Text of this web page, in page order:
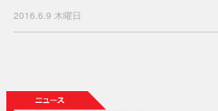
2016.6.9 木曜日